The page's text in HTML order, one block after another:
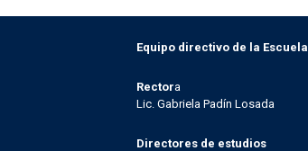
Equipo directivo de la Escuela
Rectora
Lic. Gabriela Padín Losada
Directores de estudios